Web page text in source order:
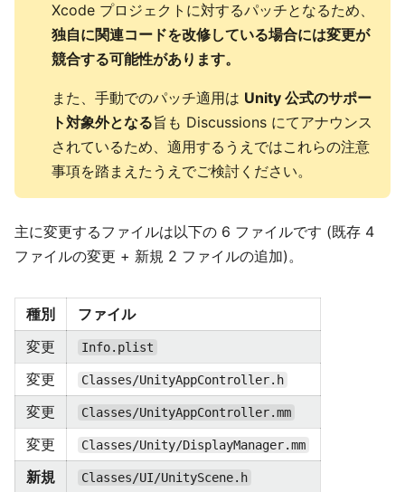
Xcode プロジェクトに対するパッチとなるため、
独自に関連コードを改修している場合には変更が
競合する可能性があります。
また、手動でのパッチ適用は Unity 公式のサポー
ト対象外となる旨も Discussions にてアナウンス
されているため、適用するうえではこれらの注意
事項を踏まえたうえでご検討ください。
主に変更するファイルは以下の 6 ファイルです (既存 4
ファイルの変更 + 新規 2 ファイルの追加)。
種別
ファイル
変更
Info.plist
変更 Classes/UnityAppController.h
変更 Classes/UnityAppController.mm
変更 Classes/Unity/DisplayManager.mm
新規 Classes/UI/UnityScene.h